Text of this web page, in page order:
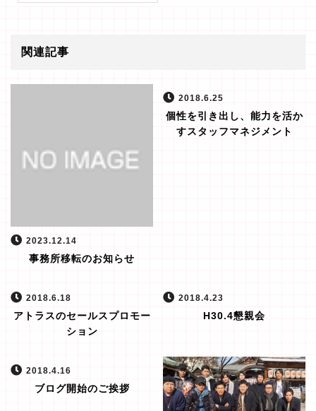
関連記事
2023.12.14
事務所移転のお知らせ
2018.6.25
個性を引き出し、能力を活か
すスタッフマネジメント
2018.6.18
アトラスのセールスプロモー
ション
2018.4.23
H30.4懇親会
2018.4.16
ブログ開始のご挨拶